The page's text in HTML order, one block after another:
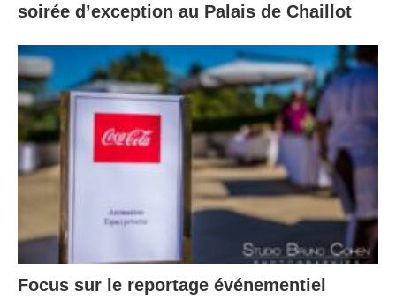
soirée d’exception au Palais de Chaillot
Focus sur le reportage événementiel